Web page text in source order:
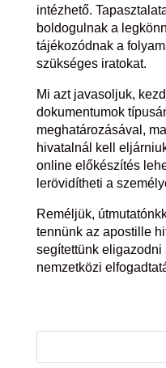
intézhető.
boldogulnak a
tájékozódnak a
szükséges iratokat.
Mi azt javasoljuk,
dokumentumok
meghatározásával,
hivatalnál kell
online előkészítés
lerövidítheti a
Reméljük,
tennünk az apostille
segítettünk
nemzetközi